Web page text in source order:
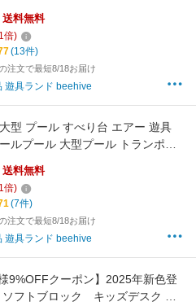
ー遊具 ウォータースライダー す
砲 誕生日 ボールハウス ふわふわ
ア 水遊び 夏休み プレゼント キッ
送料無料
1倍)
(13件)
注文で最短8/18お届け
遊具ランド beehive
型 プール すべり台 エアー 遊具
ルプール 大型プール トランポリ
大型遊具 エアー遊具 ウォータース
りだい 誕生日 ボールハウス アウ
夏休み プレゼント キッズ アイス
ナツ スィーツ
送料無料
1倍)
(7件)
注文で最短8/18お届け
遊具ランド beehive
9%OFFクーポン】2025年新色登
ソフトブロック キッズデスク 多